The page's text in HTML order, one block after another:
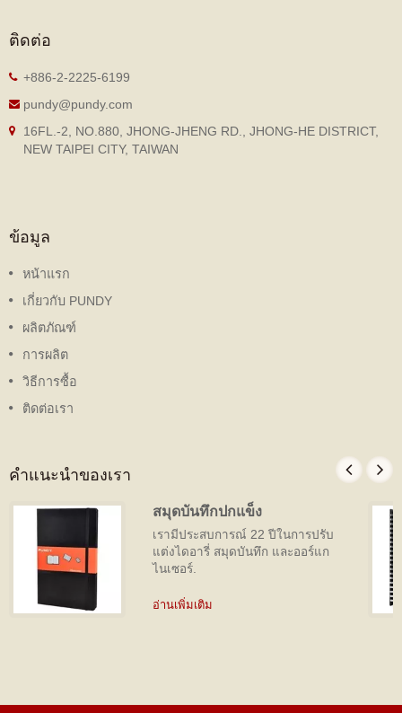
ติดต่อ
+886-2-2225-6199
pundy@pundy.com
16FL.-2, NO.880, JHONG-JHENG RD., JHONG-HE DISTRICT,
NEW TAIPEI CITY, TAIWAN
ข้อมูล
หน้าแรก
เกี่ยวกับ PUNDY
ผลิตภัณฑ์
การผลิต
วิธีการซื้อ
ติดต่อเรา
คำแนะนำของเรา
สมุดบันทึกปกแข็ง
เรามีประสบการณ์ 22 ปีในการปรับ
แต่งไดอารี่ สมุดบันทึก และออร์แก
ไนเซอร์.
อ่านเพิ่มเติม